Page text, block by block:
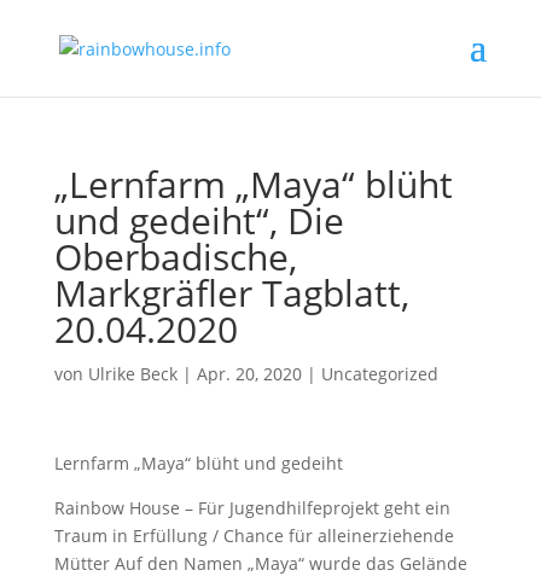
„Lernfarm „Maya“ blüht
und gedeiht“, Die
Oberbadische,
Markgräfler Tagblatt,
20.04.2020
von Ulrike Beck| Apr. 20, 2020| Uncategorized
Lernfarm „Maya“ blüht und gedeiht
Rainbow House – Für Jugendhilfeprojekt geht ein
Traum in Erfüllung / Chance für alleinerziehende
Mütter Auf den Namen „Maya“ wurde das Gelände